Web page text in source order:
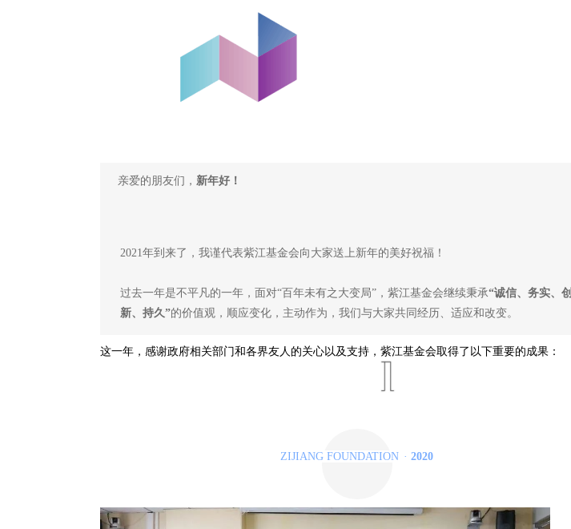
亲爱的朋友们， 新年好！
2021年到来了，我谨代表紫江基金会向大家送上新年的美好祝福！
过去一年是不平凡的一年，面对“百年未有之大变局”，紫江基金会继续秉承“诚信、务实、创
新、持久”的价值观，顺应变化，主动作为，我们与大家共同经历、适应和改变。
这一年，感谢政府相关部门和各界友人的关心以及支持，紫江基金会取得了以下重要的成果：
ZIJIANG FOUNDATION · 2020
抗疫专项行动